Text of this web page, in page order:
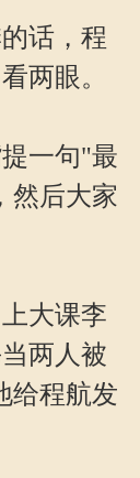
话，程
两眼。
一句"最
后大家
大课李
两人被
给程航发